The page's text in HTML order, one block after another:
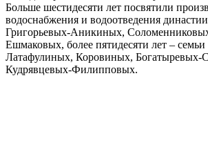
Больше шестидесяти лет посвятили
водоснабжения и водоотведения
Григорьевых-Аникиных,
Ешмаковых, более пятидесяти лет –
Латафулиных, Коровиных, Богатыревых-
Кудрявцевых-Филипповых.